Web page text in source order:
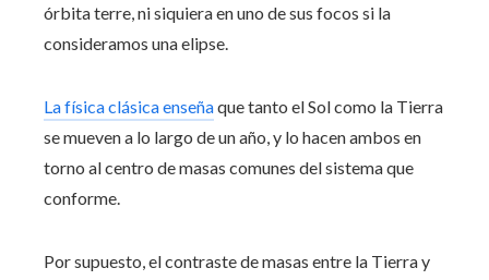
órbita terre, ni siquiera en uno de sus focos si la
consideramos una elipse.
La física clásica enseñaque tanto el Sol como la Tierra
se mueven a lo largo de un año, y lo hacen ambos en
torno al centro de masas comunes del sistema que
conforme.
Por supuesto, el contraste de masas entre la Tierra y